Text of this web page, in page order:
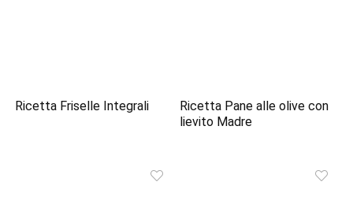
Ricetta Friselle Integrali
Ricetta Pane alle olive con
lievito Madre